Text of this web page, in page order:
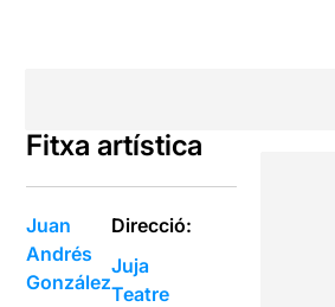
Fitxa artística
Juan
Andrés
González
Direcció:
Juja
Teatre